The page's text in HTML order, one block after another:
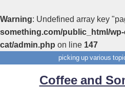
Warning: Undefined array key
something.com/public_html/
cat/admin.php on line 147
picking up various
Coffee and